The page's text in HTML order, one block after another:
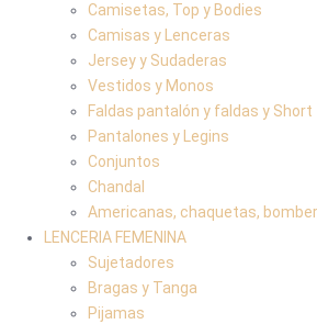
Camisetas, Top y Bodies
Camisas y Lenceras
Jersey y Sudaderas
Vestidos y Monos
Faldas pantalón y faldas y Short
Pantalones y Legins
Conjuntos
Chandal
Americanas, chaquetas,
LENCERIA FEMENINA
Sujetadores
Bragas y Tanga
Pijamas